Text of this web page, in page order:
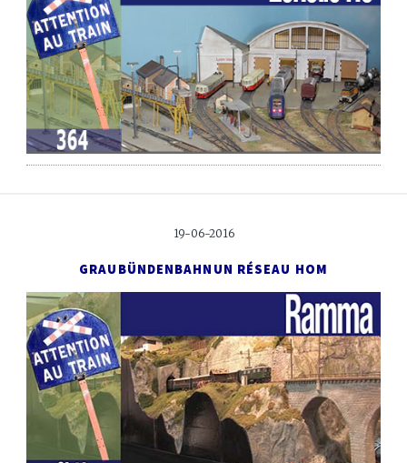
19-06-2016
GRAUBÜNDENBAHN UN RÉSEAU HOM